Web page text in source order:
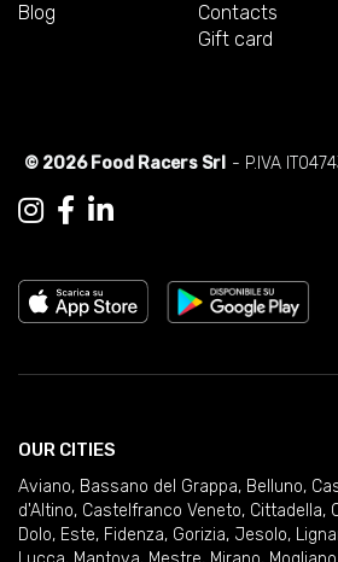
Blog
Contacts
Gift card
© 2026 Food Racers Srl - P.IVA
OUR CITIES
Aviano, Bassano del Grappa, Belluno,
d'Altino, Castelfranco Veneto, Cittadella,
Dolo, Este, Fidenza, Gorizia, Jesolo,